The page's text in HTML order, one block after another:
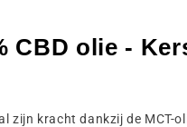
CBD olie -
zijn kracht dankzij de MCT-